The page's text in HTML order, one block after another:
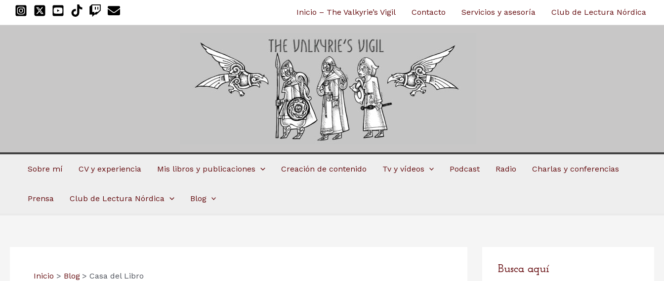
Inicio – The Valkyrie’s Vigil Contacto Servicios y asesoría Club de Lectura Nórdica
Sobre mí CV y experiencia Mis libros y publicaciones Creación de contenido Tv y vídeos Podcast Radio Charlas y conferencias
Prensa Club de Lectura Nórdica Blog
Inicio Blog Casa del Libro
Busca aquí